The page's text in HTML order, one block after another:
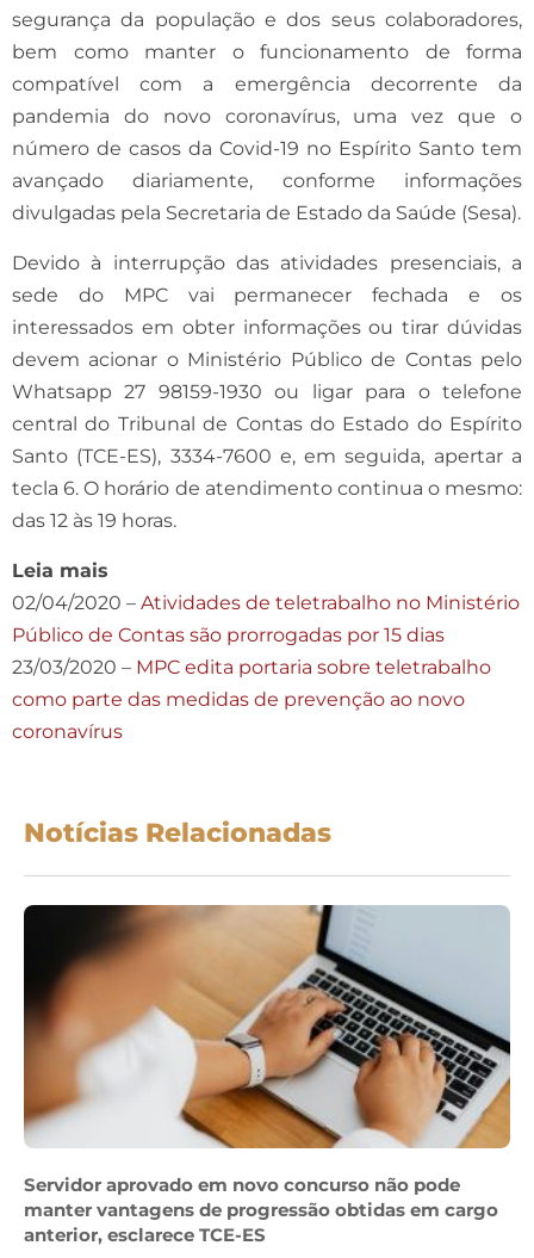
segurança da população e dos seus colaboradores,
bem como manter o funcionamento de forma
compatível com a emergência decorrente da
pandemia do novo coronavírus, uma vez que o
número de casos da Covid-19 no Espírito Santo tem
avançado diariamente, conforme informações
divulgadas pela Secretaria de Estado da Saúde (Sesa).
Devido à interrupção das atividades presenciais, a
sede do MPC vai permanecer fechada e os
interessados em obter informações ou tirar dúvidas
devem acionar o Ministério Público de Contas pelo
Whatsapp 27 98159-1930 ou ligar para o telefone
central do Tribunal de Contas do Estado do Espírito
Santo (TCE-ES), 3334-7600 e, em seguida, apertar a
tecla 6. O horário de atendimento continua o mesmo:
das 12 às 19 horas.
Leia mais
02/04/2020 – Atividades de teletrabalho no Ministério
Público de Contas são prorrogadas por 15 dias
23/03/2020 – MPC edita portaria sobre teletrabalho
como parte das medidas de prevenção ao novo
coronavírus
Notícias Relacionadas
Servidor aprovado em novo concurso não pode
manter vantagens de progressão obtidas em cargo
anterior, esclarece TCE-ES